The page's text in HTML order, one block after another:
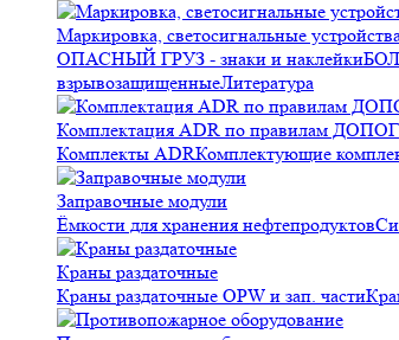
Маркировка, светосигнальные
ОПАСНЫЙ ГРУЗ - знаки и наклейки
взрывозащищенныеЛитература
Комплектация ADR по правилам ДОПОГ
Комплекты ADRКомплектующие
Заправочные модули
Ёмкости для хранения нефтепродуктов
Краны раздаточные
Краны раздаточные OPW и зап. части